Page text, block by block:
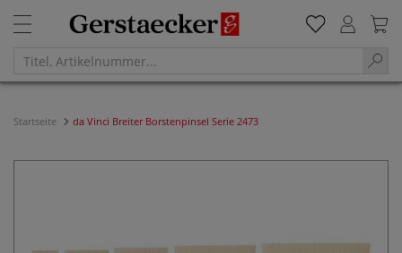
Startseite da Vinci Breiter Borstenpinsel Serie 2473